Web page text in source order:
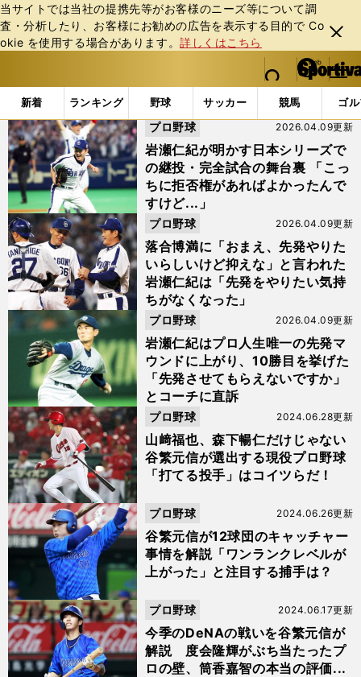
当サイトでは当社の提携先等がお客様のニーズ等について調
査・分析したり、お客様にお勧めの広告を表⽰する⽬的で Co
okie を使⽤する場合があります。詳しくはこちら
閉じ
る
web Sportiva (webスポルティーバ)
検索
マイペ
ー
ジ
メニュ
新着 ランキング 野球 サッカー 競馬 ゴ
b
ス
ポ
ル
テ
ィ
ー
バ
「#谷繁元信」の最新ニュース・ 情報
岩瀬仁紀が明かす日本シリーズで
の継投・完全試合の舞台裏 「こっ
ちに拒否権があればよかったんで
すけど...」
2026.04.09更新
プロ野球
落合博満に「おまえ、先発やりた
いらしいけど抑えな」と言われた
岩瀬仁紀は「先発をやりたい気持
ちがなくなった」
2026.04.09更新
プロ野球
岩瀬仁紀はプロ人生唯一の先発マ
ウンドに上がり、10勝目を挙げた
「先発させてもらえないですか」
とコーチに直訴
2026.04.09更新
プロ野球
山﨑福也、森下暢仁だけじゃない
谷繁元信が選出する現役プロ野球
「打てる投手」はコイツらだ！
2024.06.28更新
プロ野球
谷繁元信が12球団のキャッチャー
事情を解説「ワンランクレベルが
上がった」と注目する捕手は？
2024.06.26更新
プロ野球
今季のDeNAの戦いを谷繁元信が
解説 度会隆輝がぶち当たったプ
ロの壁、筒香嘉智の本当の評価...
2024.06.17更新
プロ野球